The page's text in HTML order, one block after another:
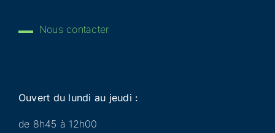
Nous contacter
Ouvert du lundi au jeudi :
de 8h45 à 12h00